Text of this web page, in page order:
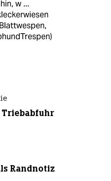
w ...
Triebabfuhr
Randnotiz